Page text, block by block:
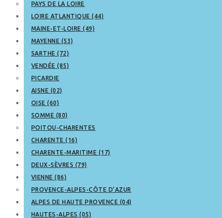
PAYS DE LA LOIRE
LOIRE ATLANTIQUE (44)
MAINE-ET-LOIRE (49)
MAYENNE (53)
SARTHE (72)
VENDÉE (85)
PICARDIE
AISNE (02)
OISE (60)
SOMME (80)
POITOU-CHARENTES
CHARENTE (16)
CHARENTE-MARITIME (17)
DEUX-SÈVRES (79)
VIENNE (86)
PROVENCE-ALPES-CÔTE D’AZUR
ALPES DE HAUTE PROVENCE (04)
HAUTES-ALPES (05)